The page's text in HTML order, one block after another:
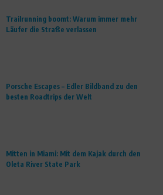
Trailrunning boomt: Warum immer mehr
Läufer die Straße verlassen
Porsche Escapes – Edler Bildband zu den
besten Roadtrips der Welt
Mitten in Miami: Mit dem Kajak durch den
Oleta River State Park